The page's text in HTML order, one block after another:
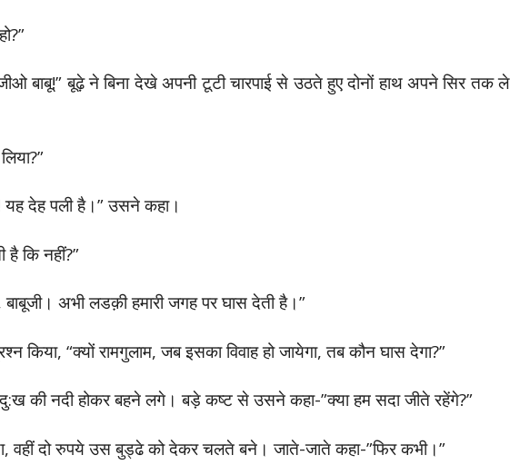
बाबू!” बूढ़े ने बिना देखे अपनी टूटी चारपाई से उठते हुए दोनों हाथ अपने सिर तक ले
देह पली है।” उसने कहा।
कि नहीं?”
बाबूजी। अभी लडक़ी हमारी जगह पर घास देती है।”
किया, “क्यों रामगुलाम, जब इसका विवाह हो जायेगा, तब कौन घास देगा?”
की नदी होकर बहने लगे। बड़े कष्ट से उसने कहा-”क्या हम सदा जीते रहेंगे?”
वहीं दो रुपये उस बुड्ढे को देकर चलते बने। जाते-जाते कहा-”फिर कभी।”